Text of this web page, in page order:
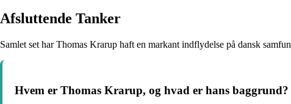
Afsluttende Tanker
Samlet set har Thomas Krarup haft en markant indflydelse på dansk
Hvem er Thomas Krarup, og hvad er hans baggrund?